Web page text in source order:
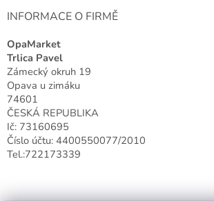
INFORMACE O FIRMĚ
OpaMarket
Trlica Pavel
Zámecký okruh 19
Opava u zimáku
74601
ČESKÁ REPUBLIKA
Ič: 73160695
Číslo účtu: 4400550077/2010
Tel.:722173339